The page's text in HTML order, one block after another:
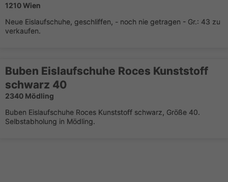
1210 Wien
Neue Eislaufschuhe, geschliffen, - noch nie getragen - Gr.: 43 zu
verkaufen.
Buben Eislaufschuhe Roces Kunststoff
schwarz 40
2340 Mödling
Buben Eislaufschuhe Roces Kunststoff schwarz, Größe 40.
Selbstabholung in Mödling.